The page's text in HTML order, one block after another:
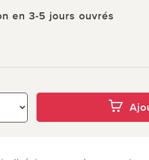
en 3-5 jours ouvrés